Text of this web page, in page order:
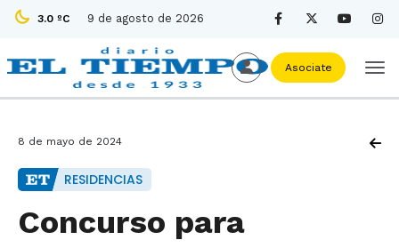
3.0 ºC 9 de agosto de 2026
Asociate
8 de mayo de 2024
RESIDENCIAS
Concurso para